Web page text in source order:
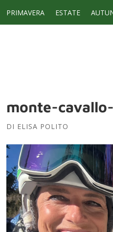
PRIMAVERA ESTATE
monte-
DI ELISA POLITO